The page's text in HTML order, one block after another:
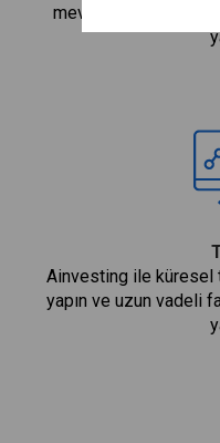
mevcut en iyi ETF
Ainvesting ile küresel
yapın ve uzun vadeli